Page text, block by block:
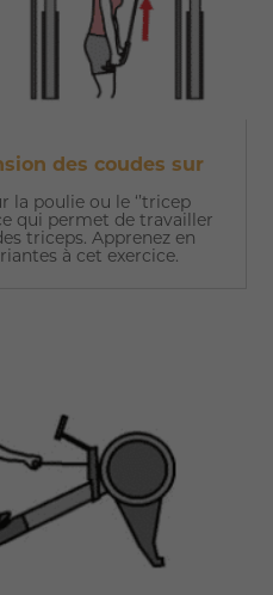
des coudes sur
la poulie ou le ‘’tricep
qui permet de travailler
triceps. Apprenez en
à cet exercice.